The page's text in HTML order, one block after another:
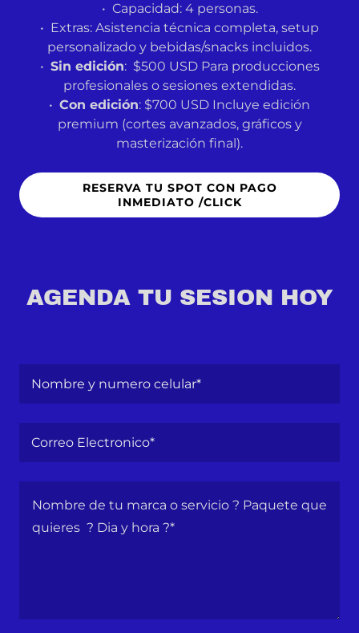
• Capacidad: 4 personas.
• Extras: Asistencia técnica completa, setup
personalizado y bebidas/snacks incluidos.
• Sin edición: $500 USD Para producciones
profesionales o sesiones extendidas.
• Con edición: $700 USD Incluye edición
premium (cortes avanzados, gráficos y
masterización final).
RESERVA TU SPOT CON PAGO
INMEDIATO /CLICK
AGENDA TU SESION HOY
Nombre y numero celular*
Correo Electronico*